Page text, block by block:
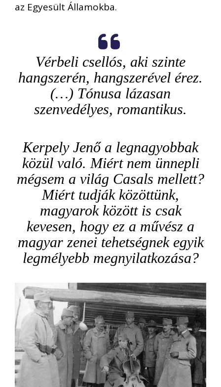
az Egyesült Államokba.
Vérbeli csellós, aki szinte
hangszerén, hangszerével érez.
(…) Tónusa lázasan
szenvedélyes, romantikus.
Kerpely Jenő a legnagyobbak
közül való. Miért nem ünnepli
mégsem a világ Casals mellett?
Miért tudják közöttünk,
magyarok között is csak
kevesen, hogy ez a művész a
magyar zenei tehetségnek egyik
legmélyebb megnyilatkozása?